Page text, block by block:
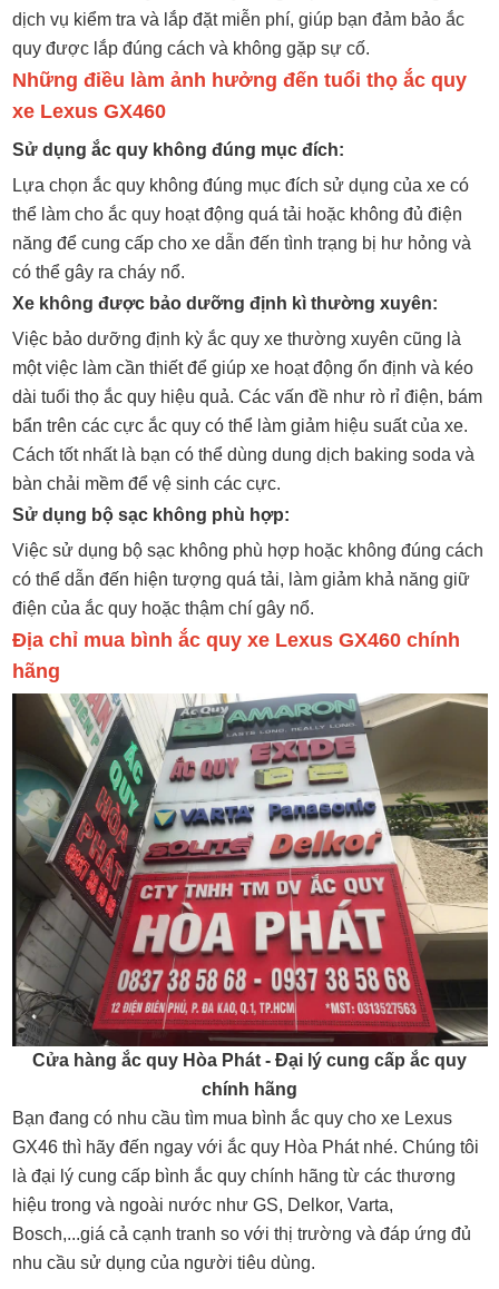
dịch vụ kiểm tra và lắp đặt miễn phí, giúp bạn đảm bảo ắc
quy được lắp đúng cách và không gặp sự cố.
Những điều làm ảnh hưởng đến tuổi thọ ắc quy
xe Lexus GX460
Sử dụng ắc quy không đúng mục đích:
Lựa chọn ắc quy không đúng mục đích sử dụng của xe có
thể làm cho ắc quy hoạt động quá tải hoặc không đủ điện
năng để cung cấp cho xe dẫn đến tình trạng bị hư hỏng và
có thể gây ra cháy nổ.
Xe không được bảo dưỡng định kì thường xuyên:
Việc bảo dưỡng định kỳ ắc quy xe thường xuyên cũng là
một việc làm cần thiết để giúp xe hoạt động ổn định và kéo
dài tuổi thọ ắc quy hiệu quả. Các vấn đề như rò rỉ điện, bám
bẩn trên các cực ắc quy có thể làm giảm hiệu suất của xe.
Cách tốt nhất là bạn có thể dùng dung dịch baking soda và
bàn chải mềm để vệ sinh các cực.
Sử dụng bộ sạc không phù hợp:
Việc sử dụng bộ sạc không phù hợp hoặc không đúng cách
có thể dẫn đến hiện tượng quá tải, làm giảm khả năng giữ
điện của ắc quy hoặc thậm chí gây nổ.
Địa chỉ mua bình ắc quy xe Lexus GX460 chính
hãng
Cửa hàng ắc quy Hòa Phát - Đại lý cung cấp ắc quy
chính hãng
Bạn đang có nhu cầu tìm mua bình ắc quy cho xe Lexus
GX46 thì hãy đến ngay với ắc quy Hòa Phát nhé. Chúng tôi
là đại lý cung cấp bình ắc quy chính hãng từ các thương
hiệu trong và ngoài nước như GS, Delkor, Varta,
Bosch,...giá cả cạnh tranh so với thị trường và đáp ứng đủ
nhu cầu sử dụng của người tiêu dùng.